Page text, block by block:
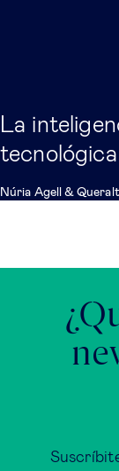
La
tecnológica
Núria Agell&